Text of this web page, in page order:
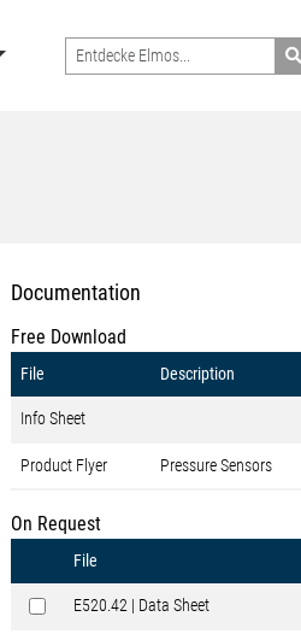
Search
Documentation
Free Download
File Description
Info Sheet
Product Flyer Pressure Sensors
On Request
File
E520.42 | Data Sheet